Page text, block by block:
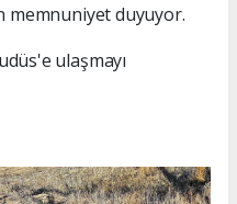
memnuniyet duyuyor.
ulaşmayı